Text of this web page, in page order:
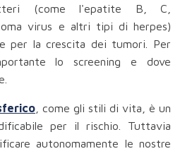
(come l'epatite B, C,
virus e altri tipi di herpes)
per la crescita dei tumori. Per
lo screening e dove
, come gli stili di vita, è un
per il rischio. Tuttavia
autonomamente le nostre